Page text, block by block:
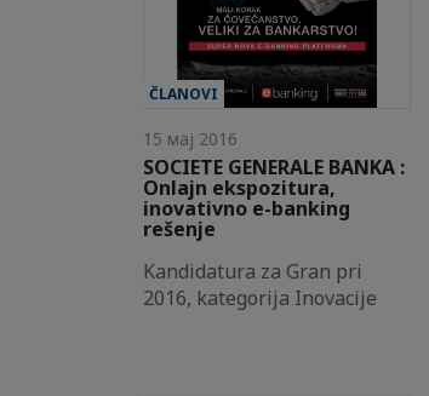
ČLANOVI
15 мај 2016
SOCIETE GENERALE BANKA :
Onlajn ekspozitura,
inovativno e-banking
rešenje
Kandidatura za Gran pri
2016, kategorija Inovacije